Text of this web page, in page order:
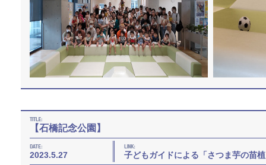
【石橋記念公園】
2023.5.27 子どもガイドによる「さつま芋の苗